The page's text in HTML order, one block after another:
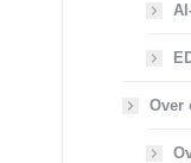
Over